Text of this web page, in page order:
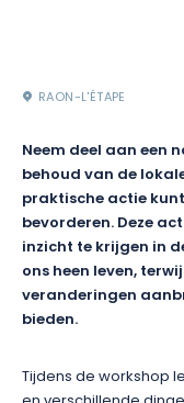
RAON-L'ÉTAPE
Neem deel aan een
behoud van de
praktische actie
bevorderen. Deze
inzicht te krijgen in
ons heen leven,
veranderingen
bieden.
Tijdens de workshop